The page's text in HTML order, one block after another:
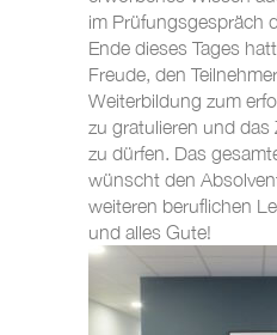
im Prüfungsgespräch
Ende dieses Tages
Freude, den
Weiterbildung zum
zu gratulieren und das
zu dürfen. Das
wünscht den
weiteren beruflichen
und alles Gute!